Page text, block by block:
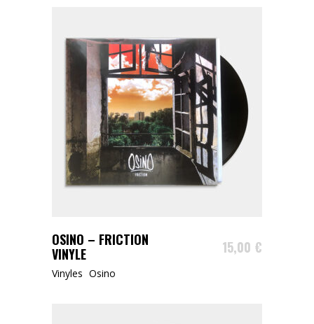
AJOUTER AU PANIER
OSINO – FRICTION
VINYLE
15,00 €
Vinyles Osino